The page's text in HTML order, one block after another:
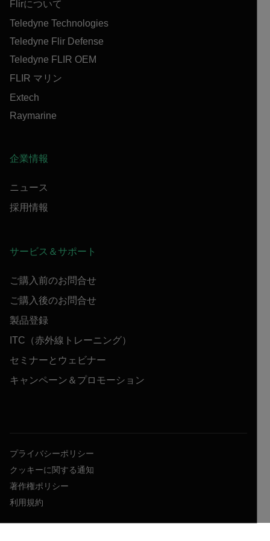
Flirについて
Teledyne Technologies
Teledyne Flir Defense
Teledyne FLIR OEM
FLIR マリン
Extech
Raymarine
企業情報
ニュース
採用情報
サービス＆サポート
ご購入前のお問合せ
ご購入後のお問合せ
製品登録
ITC（赤外線トレーニング）
セミナーとウェビナー
キャンペーン＆プロモーション
プライバシーポリシー
クッキーに関する通知
著作権ポリシー
利用規約